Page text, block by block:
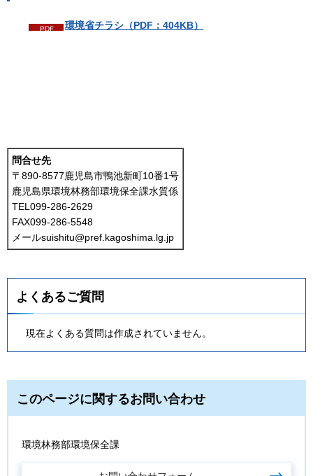
環境省チラシ（PDF：404KB）
問合せ先
〒890-8577鹿児島市鴨池新町10番1号
鹿児島県環境林務部環境保全課水質係
TEL099-286-2629
FAX099-286-5548
メールsuishitu@pref.kagoshima.lg.jp
よくあるご質問
現在よくある質問は作成されていません。
このページに関するお問い合わせ
環境林務部環境保全課